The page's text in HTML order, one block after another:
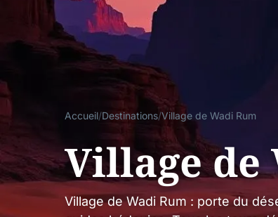
Accueil/Destinations/Village de Wadi Rum
Village de
Village de Wadi Rum : porte du